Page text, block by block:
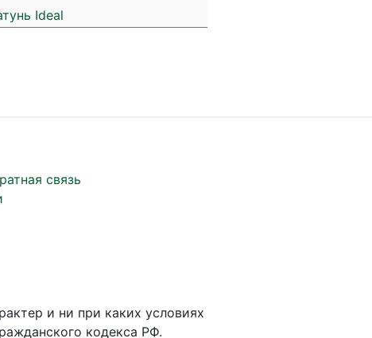
Ideal
связь
и ни при каких условиях
кодекса РФ.